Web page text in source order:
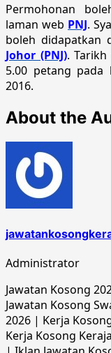
Permohonan
laman web PNJ.
boleh didapatkan
Johor (PNJ).
5.00 petang
2016.
About the
Administrator
Jawatan Kosong
Jawatan Kosong
2026 | Kerja
Kerja Kosong